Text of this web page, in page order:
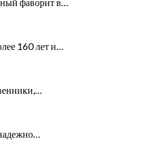
фаворит в…
160 лет и…